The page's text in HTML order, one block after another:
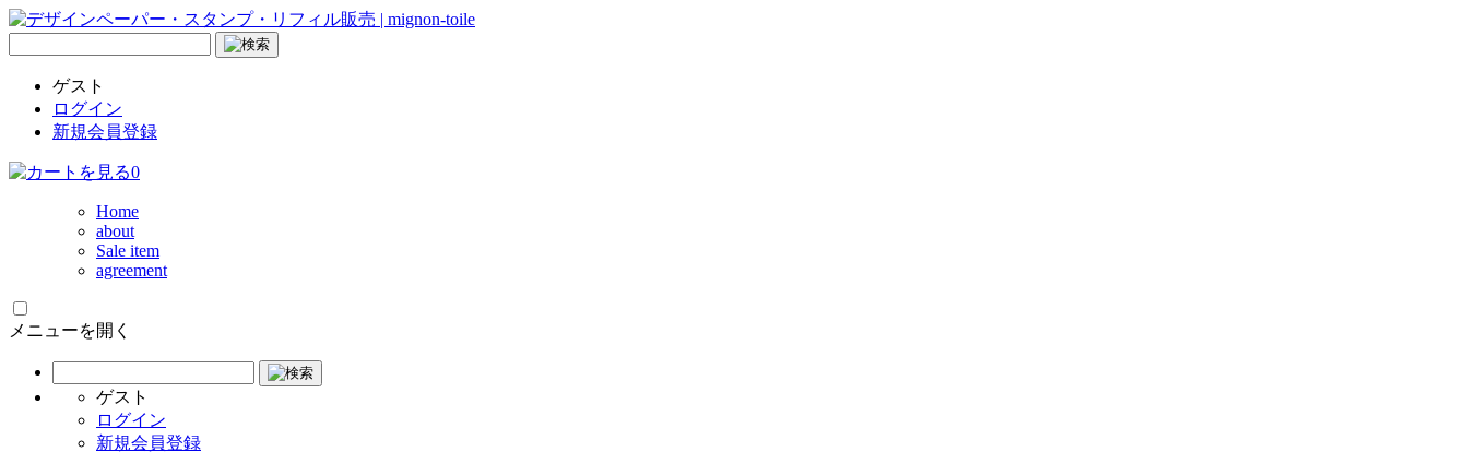
ゲスト
ログイン
新規会員登録
0
Home
about
Sale item
agreement
メニューを開く
ゲスト
ログイン
新規会員登録